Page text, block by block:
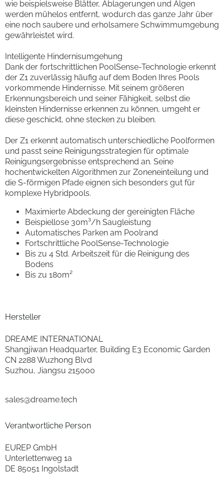
wie beispielsweise Blätter, Ablagerungen und Algen
werden mühelos entfernt, wodurch das ganze Jahr über
eine noch saubere und erholsamere Schwimmumgebung
gewährleistet wird.
Intelligente Hindernisumgehung
Dank der fortschrittlichen PoolSense-Technologie erkennt
der Z1 zuverlässig häufig auf dem Boden Ihres Pools
vorkommende Hindernisse. Mit seinem größeren
Erkennungsbereich und seiner Fähigkeit, selbst die
kleinsten Hindernisse erkennen zu können, umgeht er
diese geschickt, ohne stecken zu bleiben.
Der Z1 erkennt automatisch unterschiedliche Poolformen
und passt seine Reinigungsstrategien für optimale
Reinigungsergebnisse entsprechend an. Seine
hochentwickelten Algorithmen zur Zoneneinteilung und
die S-förmigen Pfade eignen sich besonders gut für
komplexe Hybridpools.
Maximierte Abdeckung der gereinigten Fläche
Beispiellose 30m³/h Saugleistung
Automatisches Parken am Poolrand
Fortschrittliche PoolSense-Technologie
Bis zu 4 Std. Arbeitszeit für die Reinigung des
Bodens
Bis zu 180m²
Hersteller
DREAME INTERNATIONAL
Shangjiwan Headquarter, Building E3 Economic Garden
CN 2288 Wuzhong Blvd
Suzhou, Jiangsu 215000
sales@dreame.tech
Verantwortliche Person
EUREP GmbH
Unterlettenweg 1a
DE 85051 Ingolstadt